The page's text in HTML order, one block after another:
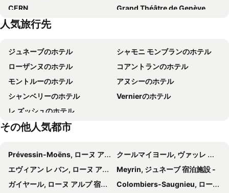
NH Geneva Airport
Hôtel de France
Hotel Royal
シャトー ド ボッセ
Campanile Annemasse Centre - Gare
モーベンピック ホテル & カジノ ジュネーブ
イビス ジュネーブ プチ ランシー
デザイン ホテル F6
レジデンス スタジオ ジュネーブ サントル
ホテル クリスタル
hotelF1 Genève Saint Julien en Genevois
Rhodania Boutique Hôtel
シタディーヌ ジュネーブ フェルネーヴォルテール
Geneva Marriott Hotel
The Woodward, Auberge Collection
ホテル F1 アンヌマス
Mercure Geneva Airport
Green Marmot Capsule Hotel Geneva
ホテル プルミエール クラッセ アネマッセ ヴィレ ラ グラ
CERN
Grand Théâtre de Genève
Plainpalais
Natural history museum
Annecy cinéma italien
Noël des Alpes
Sous-Gare - Ouchy
Pâquis
Promenade des Bastions
Salon International de l'Auto et accessoires
International Red Cross and Red Crescent Museum
Servette - Petit-Saconex
Les Grottes - Saint-Gervais
Mednat Expo & Agrobiorama Expo
Visite guidée de la Vieille Ville de Genève
Montriond Cour
Montoie Bourdonnette
Musée International de la Réforme
人気旅行先
ジュネーブのホテル
シャモニ モンブランのホテル
ローザンヌのホテル
コアントランのホテル
モントルーのホテル
アヌシーのホテル
シャンベリーのホテル
Vernierのホテル
レ ズッシュのホテル
その他人気都市
Prévessin-Moëns, ローヌ アルプ 宿泊施設 -
クールマイヨール, ヴァッレ ダオスタ州 宿泊施設 -
エヴィアン レ バン, ローヌ アルプ 宿泊施設 -
Meyrin, ジュネーブ 宿泊施設 -
ガイヤール, ローヌ アルプ 宿泊施設 -
Colombiers-Saugnieu, ローヌ アルプ 宿泊施設 -